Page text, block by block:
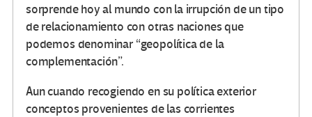
sorprende hoy al mundo con la irrupción de un tipo
de relacionamiento con otras naciones que
podemos denominar “geopolítica de la
complementación”.
Aun cuando recogiendo en su política exterior
conceptos provenientes de las corrientes